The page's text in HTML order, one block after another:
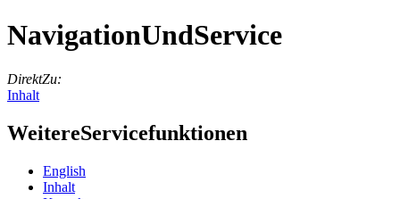
NavigationUndService
DirektZu:
Inhalt
WeitereServicefunktionen
English
In­halt